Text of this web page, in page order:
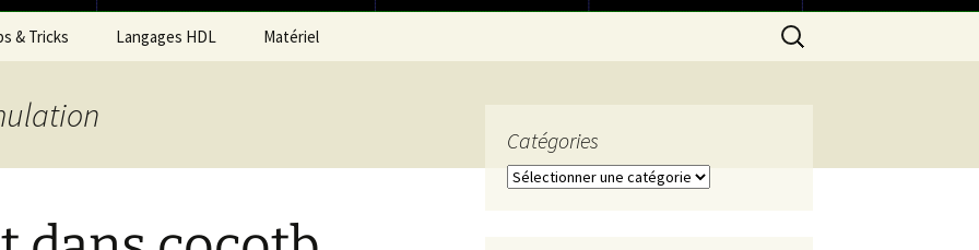
& Tricks Langages HDL
Chisel
Matériel
Rechercher :
Catégories
Catégories